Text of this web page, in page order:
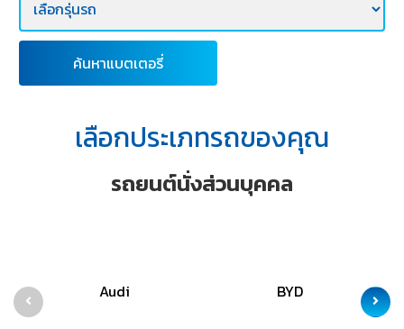
ค้นหาแบตเตอรี่
เลือกประเภทรถของคุณ
รถยนต์นั่งส่วนบุคคล
Audi BYD